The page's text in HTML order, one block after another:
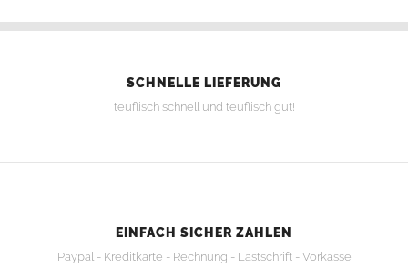
SCHNELLE LIEFERUNG
teuflisch schnell und teuflisch gut!
EINFACH SICHER ZAHLEN
Paypal - Kreditkarte - Rechnung - Lastschrift - Vorkasse